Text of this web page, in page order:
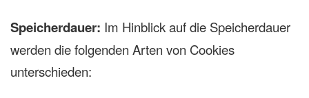
Speicherdauer: Im Hinblick auf die Speicherdauer
werden die folgenden Arten von Cookies
unterschieden: